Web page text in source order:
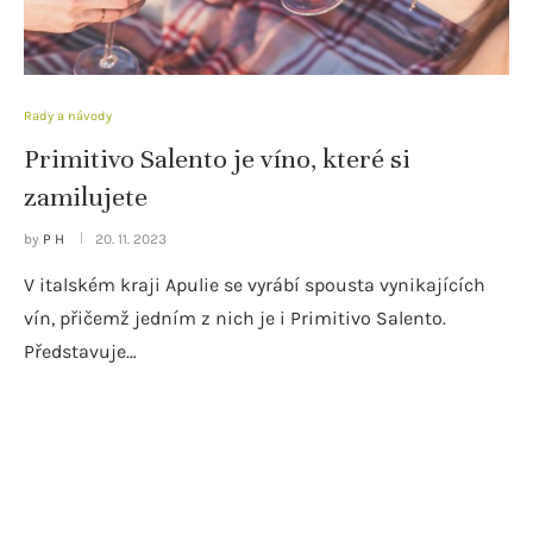
Rady a návody
Primitivo Salento je víno, které si
zamilujete
by P H 20. 11. 2023
V italském kraji Apulie se vyrábí spousta vynikajících
vín, přičemž jedním z nich je i Primitivo Salento.
Představuje…